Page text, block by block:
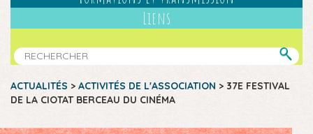
Liens
ACTUALITÉS > ACTIVITÉS DE L'ASSOCIATION > 37E FESTIVAL
DE LA CIOTAT BERCEAU DU CINÉMA